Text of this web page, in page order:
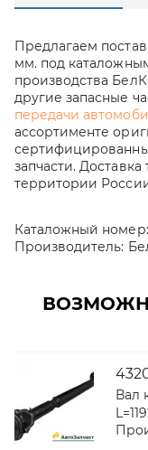
Предлагаем
мм. под
производства
другие запасные
передачи
ассортименте
запчасти.
территории
Каталожный номер:
Производитель:
Вал